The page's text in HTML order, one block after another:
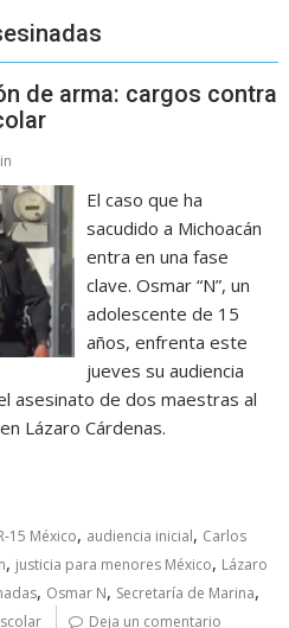
de arma: cargos contra
El caso que ha
sacudido a Michoacán
entra en una fase
clave. Osmar “N”, un
adolescente de 15
años, enfrenta este
jueves su audiencia
asesinato de dos maestras al
Lázaro Cárdenas.
15 México, audiencia inicial, Carlos
, justicia para menores México, Lázaro
, Osmar N, Secretaría de Marina,
Deja un comentario